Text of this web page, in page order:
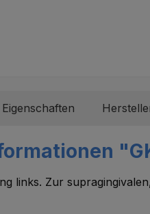
Eigenschaften
links. Zur